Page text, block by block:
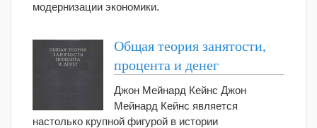
модернизации экономики.
Общая теория занятости,
процента и денег
Джон Мейнард Кейнс Джон
Мейнард Кейнс является
настолько крупной фигурой в истории